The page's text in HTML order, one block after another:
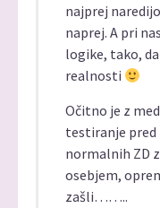
najprej
naprej. A pri
logike, tako,
realnosti
Očitno je z
testiranje pred
normalnih ZD
osebjem,
zašli……..